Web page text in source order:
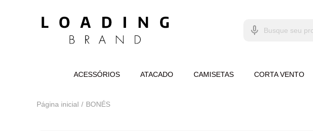
ACESSÓRIOS ATACADO CAMISETAS CORTA VENTO
Página inicial BONÉS